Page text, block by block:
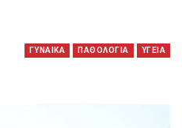
ΓΥΝΑΙΚΑ ΠΑΘΟΛΟΓΙΑ ΥΓΕΙΑ